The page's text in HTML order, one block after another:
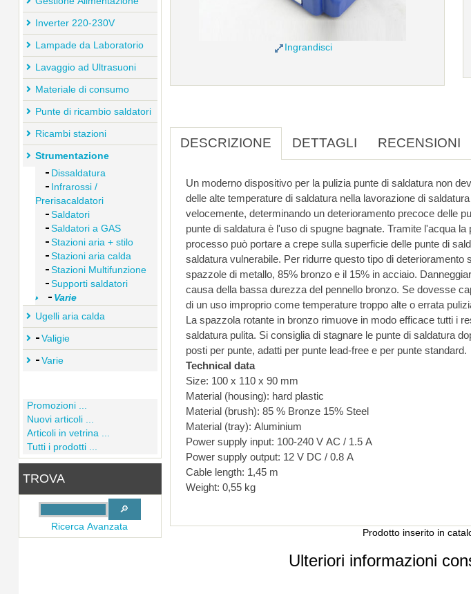
Inverter 220-230V
Lampade da Laboratorio
Lavaggio ad Ultrasuoni
Materiale di consumo
Punte di ricambio saldatori
Ricambi stazioni
Strumentazione
Dissaldatura
Infrarossi /
Prerisacaldatori
Saldatori
Saldatori a GAS
Stazioni aria + stilo
Stazioni aria calda
Stazioni Multifunzione
Supporti saldatori
Varie
Ugelli aria calda
Valigie
Varie
Promozioni ...
Nuovi articoli ...
Articoli in vetrina ...
Tutti i prodotti ...
TROVA
Ricerca Avanzata
Ingrandisci
DESCRIZIONE DETTAGLI RECENSIONI
Un moderno dispositivo per la pulizia punte di saldatura non deve essere assente da un
delle alte temperature di saldatura nella lavorazione di saldatura senza piombo le punte utilizzate saldatura ossidano molto
velocemente, determinando un deterioramento precoce delle punte di saldatura.
punte di saldatura è l'uso di spugne bagnate. Tramite l'acqua la punta di saldatura è rapidamente raffreddata, questo
processo può portare a crepe sulla superficie delle punte di saldatura, rendendo il nucleo di rame all'interno del punte di
saldatura vulnerabile. Per ridurre questo tipo di deterioramento si consiglia di utilizzare il pulitore di punte Aoyue
spazzole di metallo, 85% bronzo e il 15% in acciaio. Danneggiare lo strato di acciaio della punta di saldatura è escluso a
causa della bassa durezza del pennello bronzo. Se dovesse capitare che le punte di pulizia non tengono
di un uso improprio come temperature troppo alte o errata pulizia della punta, lucidare la punta con il dispositivo Aoyue 128.
La spazzola rotante in bronzo rimuove in modo efficace tutti i residui in modo da poter lavorare di
saldatura pulita. Si consiglia di stagnare le punte di saldatura dopo la pulizia/lucidatura. Il lucidatore Aoyue 128 dispone di 12
posti per punte, adatti per punte lead-free e per punte standard.
Technical data
Size: 100 x 110 x 90 mm
Material (housing): hard plastic
Material (brush): 85 % Bronze 15% Steel
Material (tray): Aluminium
Power supply input: 100-240 V AC / 1.5 A
Power supply output: 12 V DC / 0.8 A
Cable length: 1,45 m
Weight: 0,55 kg
Prodotto inserito in
Ulteriori informazioni